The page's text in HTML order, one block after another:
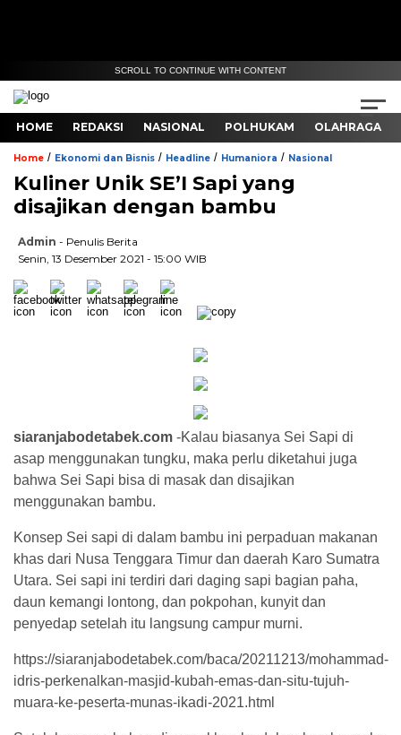
SCROLL TO CONTINUE WITH CONTENT
HOME REDAKSI NASIONAL POLHUKAM OLAHRAGA
Home / Ekonomi dan Bisnis / Headline / Humaniora / Nasional
Kuliner Unik SE’I Sapi yang
disajikan dengan bambu
Admin - Penulis Berita
Senin, 13 Desember 2021 - 15:00 WIB
siaranjabodetabek.com -Kalau biasanya Sei Sapi di
asap menggunakan tungku, maka perlu diketahui juga
bahwa Sei Sapi bisa di masak dan disajikan
menggunakan bambu.
Konsep Sei sapi di dalam bambu ini perpaduan makanan
khas dari Nusa Tenggara Timur dan daerah Karo Sumatra
Utara. Sei sapi ini terdiri dari daging sapi bagian paha,
daun kemangi lontong, dan pokpohan, kunyit dan
penyedap setelah itu langsung campur murni.
https://siaranjabodetabek.com/baca/20211213/mohammad-
idris-perkenalkan-masjid-kubah-emas-dan-situ-tujuh-
muara-ke-peserta-munas-ikadi-2021.html